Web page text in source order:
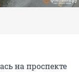
на проспекте